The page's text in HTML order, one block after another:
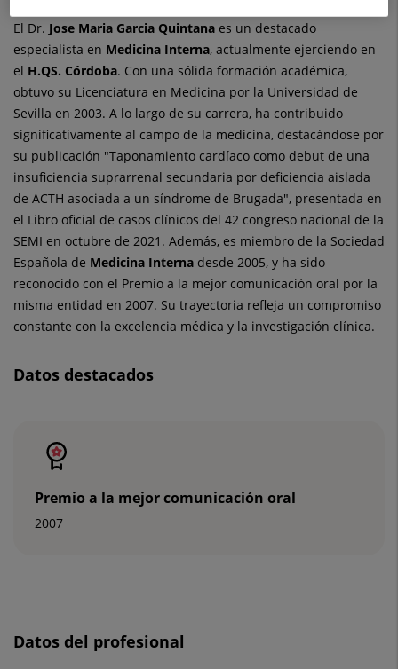
El Dr. Jose Maria Garcia Quintana es un destacado
especialista en Medicina Interna, actualmente ejerciendo en
el H.QS. Córdoba. Con una sólida formación académica,
obtuvo su Licenciatura en Medicina por la Universidad de
Sevilla en 2003. A lo largo de su carrera, ha contribuido
significativamente al campo de la medicina, destacándose por
su publicación "Taponamiento cardíaco como debut de una
insuficiencia suprarrenal secundaria por deficiencia aislada
de ACTH asociada a un síndrome de Brugada", presentada en
el Libro oficial de casos clínicos del 42 congreso nacional de la
SEMI en octubre de 2021. Además, es miembro de la Sociedad
Española de Medicina Interna desde 2005, y ha sido
reconocido con el Premio a la mejor comunicación oral por la
misma entidad en 2007. Su trayectoria refleja un compromiso
constante con la excelencia médica y la investigación clínica.
Datos destacados
Premio a la mejor comunicación oral
2007
de
Datos del profesional